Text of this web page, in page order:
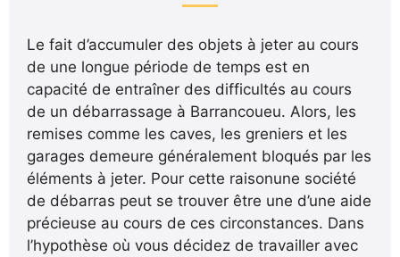
Le fait d’accumuler des objets à jeter au cours
de une longue période de temps est en
capacité de entraîner des difficultés au cours
de un débarrassage à Barrancoueu. Alors, les
remises comme les caves, les greniers et les
garages demeure généralement bloqués par les
éléments à jeter. Pour cette raisonune société
de débarras peut se trouver être une d’une aide
précieuse au cours de ces circonstances. Dans
l’hypothèse où vous décidez de travailler avec